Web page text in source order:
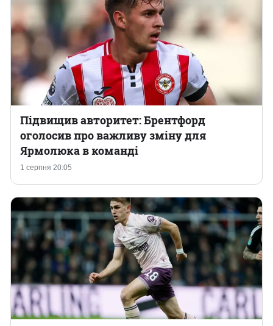
1 серпня 20:05
Підвищив авторитет: Брентфорд
оголосив про важливу зміну для
Ярмолюка в команді